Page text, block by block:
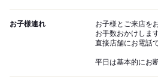
お子様連れ
お子様とご来店を
お手数おかけしま
直接店舗にお電話
平日は基本的にお